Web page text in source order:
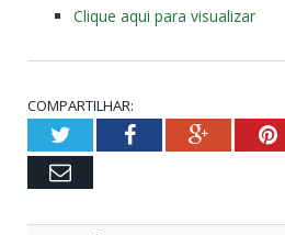
Clique aqui para visualizar
COMPARTILHAR:
TwitterFacebookGoogle+
Email